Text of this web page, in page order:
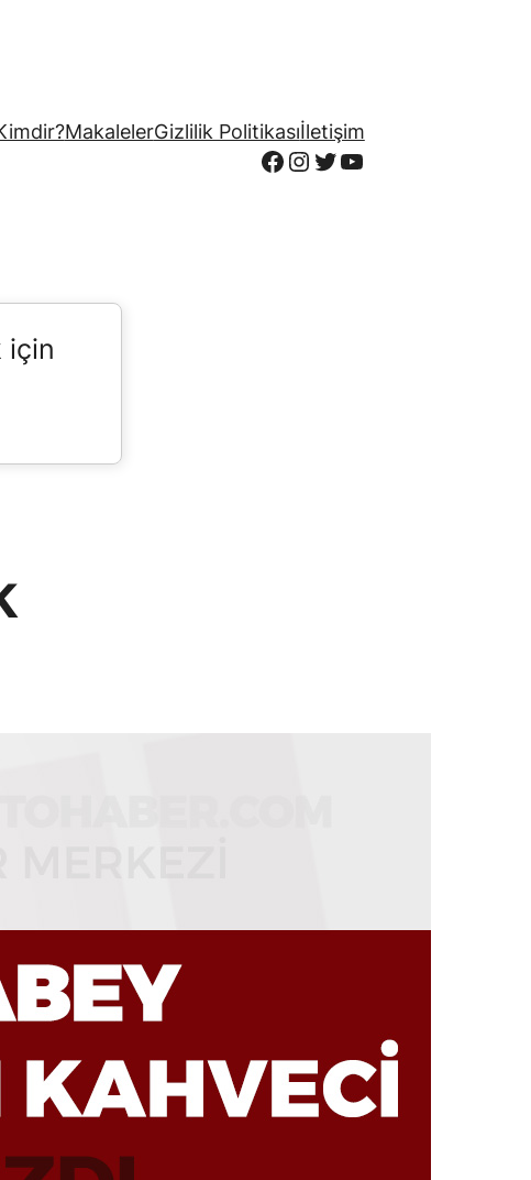
MakalelerGizlilik Politikasıİletişim
Facebook
Instagram
Twitter
YouTube
için